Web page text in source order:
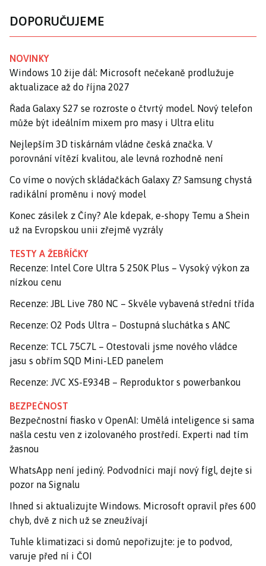
DOPORUČUJEME
NOVINKY
Windows 10 žije dál: Microsoft nečekaně prodlužuje
aktualizace až do října 2027
Řada Galaxy S27 se rozroste o čtvrtý model. Nový telefon
může být ideálním mixem pro masy i Ultra elitu
Nejlepším 3D tiskárnám vládne česká značka. V
porovnání vítězí kvalitou, ale levná rozhodně není
Co víme o nových skládačkách Galaxy Z? Samsung chystá
radikální proměnu i nový model
Konec zásilek z Číny? Ale kdepak, e-shopy Temu a Shein
už na Evropskou unii zřejmě vyzrály
TESTY A ŽEBŘÍČKY
Recenze: Intel Core Ultra 5 250K Plus – Vysoký výkon za
nízkou cenu
Recenze: JBL Live 780 NC – Skvěle vybavená střední třída
Recenze: O2 Pods Ultra – Dostupná sluchátka s ANC
Recenze: TCL 75C7L – Otestovali jsme nového vládce
jasu s obřím SQD Mini-LED panelem
Recenze: JVC XS-E934B – Reproduktor s powerbankou
BEZPEČNOST
Bezpečnostní fiasko v OpenAI: Umělá inteligence si sama
našla cestu ven z izolovaného prostředí. Experti nad tím
žasnou
WhatsApp není jediný. Podvodníci mají nový fígl, dejte si
pozor na Signalu
Ihned si aktualizujte Windows. Microsoft opravil přes 600
chyb, dvě z nich už se zneužívají
Tuhle klimatizaci si domů nepořizujte: je to podvod,
varuje před ní i ČOI